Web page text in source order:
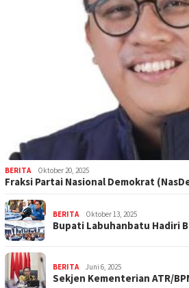
BERITA Oktober 20, 2025
Fraksi Partai Nasional Demokrat
BERITA Oktober 13, 2025
Bupati Labuhanbatu Hadiri
BERITA Juni 6, 2025
Sekjen Kementerian ATR/